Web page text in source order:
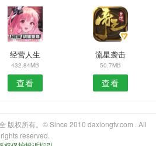
经营人生
432.84MB
查看
流星袭击
50.7MB
查看
版权所有。© Since 2010 daxiongtv.com . All
rights reserved.